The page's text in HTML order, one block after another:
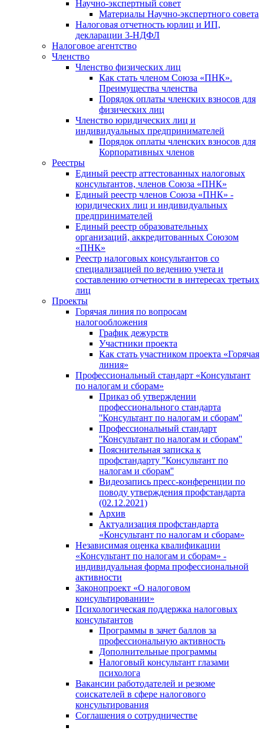
Научно-экспертный совет
Материалы Научно-экспертного совета
Налоговая отчетность юрлиц и ИП,
декларации 3-НДФЛ
Налоговое агентство
Членство
Членство физических лиц
Как стать членом Союза «ПНК».
Преимущества членства
Порядок оплаты членских взносов для
физических лиц
Членство юридических лиц и
индивидуальных предпринимателей
Порядок оплаты членских взносов для
Корпоративных членов
Реестры
Единый реестр аттестованных налоговых
консультантов, членов Союза «ПНК»
Единый реестр членов Союза «ПНК» -
юридических лиц и индивидуальных
предпринимателей
Единый реестр образовательных
организаций, аккредитованных Союзом
«ПНК»
Реестр налоговых консультантов со
специализацией по ведению учета и
составлению отчетности в интересах третьих
лиц
Проекты
Горячая линия по вопросам
налогообложения
График дежурств
Участники проекта
Как стать участником проекта «Горячая
линия»
Профессиональный стандарт «Консультант
по налогам и сборам»
Приказ об утверждении
профессионального стандарта
''Консультант по налогам и сборам''
Профессиональный стандарт
''Консультант по налогам и сборам''
Пояснительная записка к
профстандарту ''Консультант по
налогам и сборам''
Видеозапись пресс-конференции по
поводу утверждения профстандарта
(02.12.2021)
Архив
Актуализация профстандарта
«Консультант по налогам и сборам»
Независимая оценка квалификации
«Консультант по налогам и сборам» -
индивидуальная форма профессиональной
активности
Законопроект «О налоговом
консультировании»
Психологическая поддержка налоговых
консультантов
Программы в зачет баллов за
профессиональную активность
Дополнительные программы
Налоговый консультант глазами
психолога
Вакансии работодателей и резюме
соискателей в сфере налогового
консультирования
Соглашения о сотрудничестве